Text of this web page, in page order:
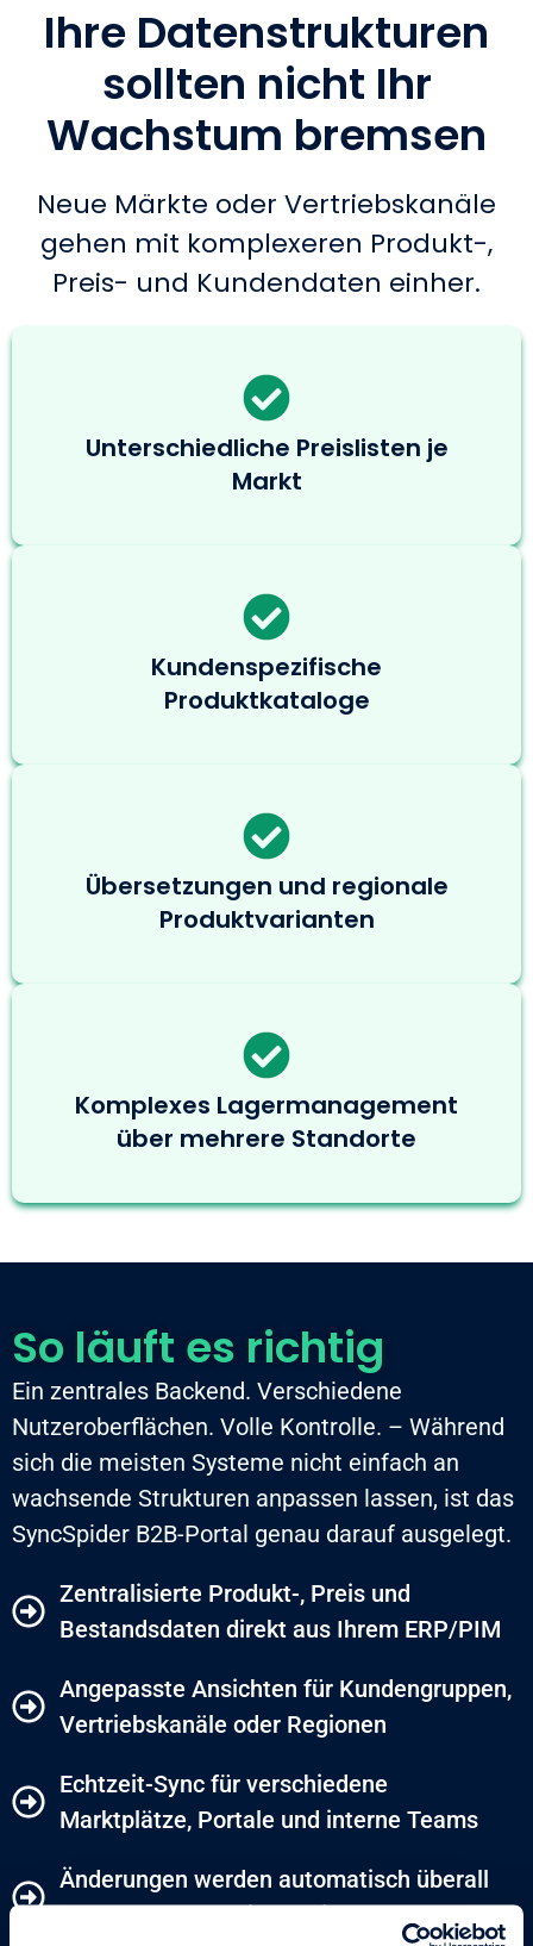
Ihre Datenstrukturen
sollten nicht Ihr
Wachstum bremsen
Neue Märkte oder Vertriebskanäle
gehen mit komplexeren Produkt-,
Preis- und Kundendaten einher.
Unterschiedliche Preislisten je
Markt
Kundenspezifische
Produktkataloge
Übersetzungen und regionale
Produktvarianten
Komplexes Lagermanagement
über mehrere Standorte
So läuft es richtig
Ein zentrales Backend. Verschiedene
Nutzeroberflächen. Volle Kontrolle. – Während
sich die meisten Systeme nicht einfach an
wachsende Strukturen anpassen lassen, ist das
SyncSpider B2B-Portal genau darauf ausgelegt.
Zentralisierte Produkt-, Preis und
Bestandsdaten direkt aus Ihrem ERP/PIM
Angepasste Ansichten für Kundengruppen,
Vertriebskanäle oder Regionen
Echtzeit-Sync für verschiedene
Marktplätze, Portale und interne Teams
Änderungen werden automatisch überall
übernommen – mit nur einem Update